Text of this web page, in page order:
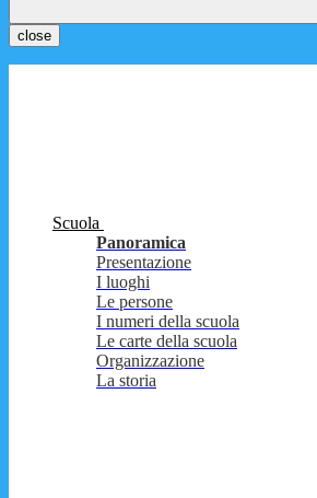
close
Scuola
Panoramica
Presentazione
I luoghi
Le persone
I numeri della scuola
Le carte della scuola
Organizzazione
La storia